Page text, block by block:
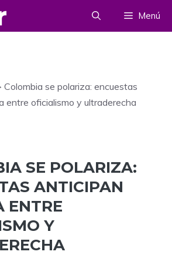
Menú
Colombia se polariza: encuestas
entre oficialismo y ultraderecha
SE POLARIZA:
ANTICIPAN
ENTRE
Y